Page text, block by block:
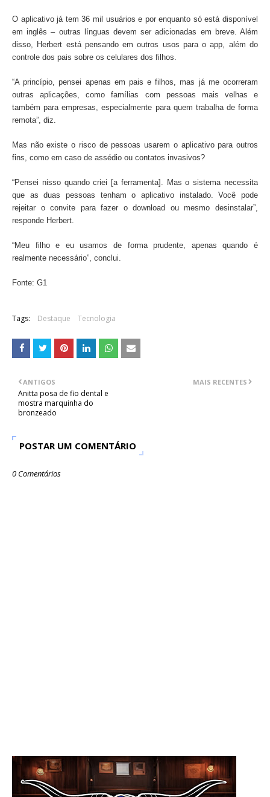
O aplicativo já tem 36 mil usuários e por enquanto só está disponível
em inglês – outras línguas devem ser adicionadas em breve. Além
disso, Herbert está pensando em outros usos para o app, além do
controle dos pais sobre os celulares dos filhos.
“A princípio, pensei apenas em pais e filhos, mas já me ocorreram
outras aplicações, como famílias com pessoas mais velhas e
também para empresas, especialmente para quem trabalha de forma
remota”, diz.
Mas não existe o risco de pessoas usarem o aplicativo para outros
fins, como em caso de assédio ou contatos invasivos?
“Pensei nisso quando criei [a ferramenta]. Mas o sistema necessita
que as duas pessoas tenham o aplicativo instalado. Você pode
rejeitar o convite para fazer o download ou mesmo desinstalar”,
responde Herbert.
“Meu filho e eu usamos de forma prudente, apenas quando é
realmente necessário”, conclui.
Fonte: G1
Tags: Destaque Tecnologia
MAIS RECENTES
ANTIGOS
Anitta posa de fio dental e
mostra marquinha do
bronzeado
POSTAR UM COMENTÁRIO
0 Comentários